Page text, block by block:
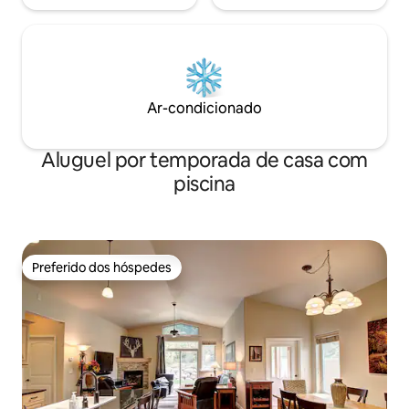
Ar-condicionado
Aluguel por temporada de casa com
piscina
Preferido dos hóspedes
Preferido dos hóspedes